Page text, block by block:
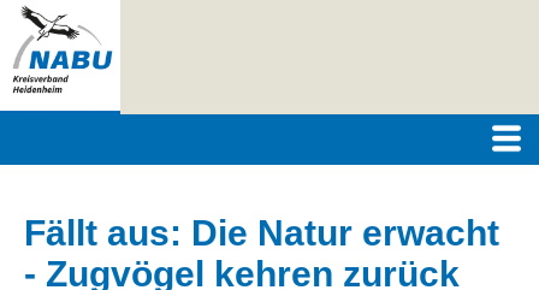
Fällt aus: Die Natur erwacht
- Zugvögel kehren zurück